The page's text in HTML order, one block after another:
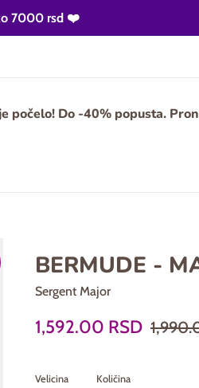
7000 rsd ❤️
počelo! Do -40% popusta.
BERMUDE -
Sergent Major
Prodajna
1,592.00 RSD Regularna
Velicina Količina